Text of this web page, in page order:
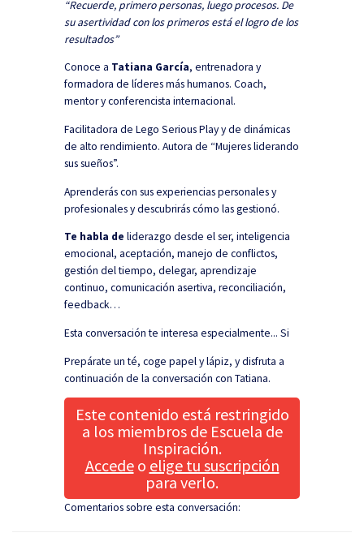
“Recuerde, primero personas, luego procesos. De
su asertividad con los primeros está el logro de los
resultados”
Conoce a Tatiana García, entrenadora y
formadora de líderes más humanos. Coach,
mentor y conferencista internacional.
Facilitadora de Lego Serious Play y de dinámicas
de alto rendimiento. Autora de “Mujeres liderando
sus sueños”.
Aprenderás con sus experiencias personales y
profesionales y descubrirás cómo las gestionó.
Te habla de liderazgo desde el ser, inteligencia
emocional, aceptación, manejo de conflictos,
gestión del tiempo, delegar, aprendizaje
continuo, comunicación asertiva, reconciliación,
feedback…
Esta conversación te interesa especialmente...Si
Prepárate un té, coge papel y lápiz, y disfruta a
continuación de la conversación con Tatiana.
Este contenido está restringido
a los miembros de Escuela de
Inspiración.
Accedeo elige tu suscripción
para verlo.
Comentarios sobre esta conversación: